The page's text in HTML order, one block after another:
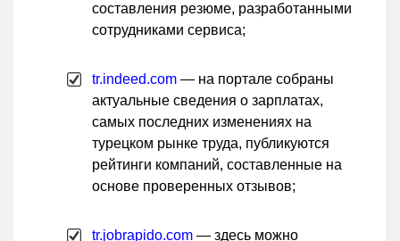
составления резюме, разработанными
сотрудниками сервиса;
tr.indeed.com — на портале собраны
актуальные сведения о зарплатах,
самых последних изменениях на
турецком рынке труда, публикуются
рейтинги компаний, составленные на
основе проверенных отзывов;
tr.jobrapido.com — здесь можно